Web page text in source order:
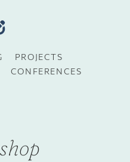
PROJECTS
CONFERENCES